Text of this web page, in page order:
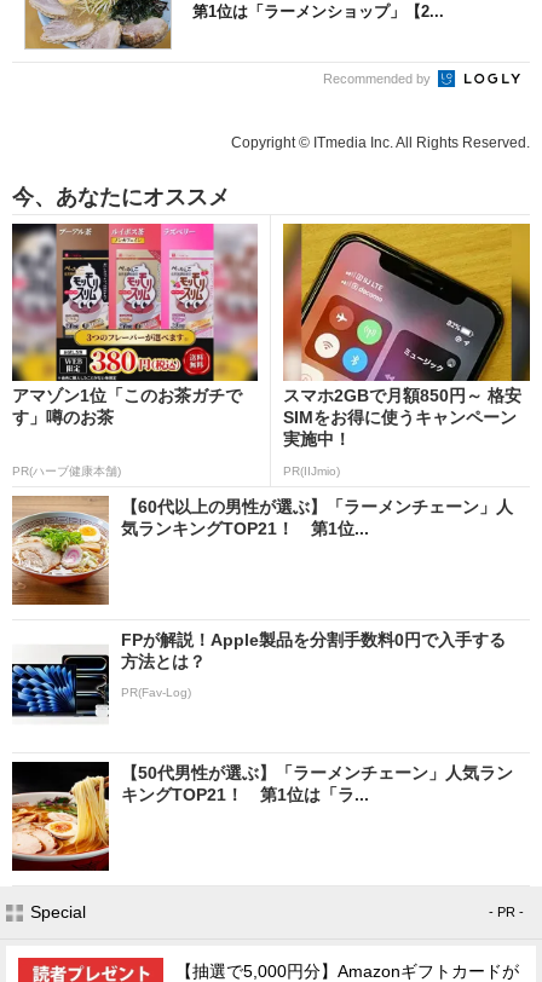
第1位は「ラーメンショップ」【2...
Recommended by
Copyright © ITmedia Inc. All Rights Reserved.
今、あなたにオススメ
アマゾン1位「このお茶ガチで
す」噂のお茶
PR(ハーブ健康本舗)
スマホ2GBで月額850円～ 格安
SIMをお得に使うキャンペーン
実施中！
PR(IIJmio)
【60代以上の男性が選ぶ】「ラーメンチェーン」人
気ランキングTOP21！ 第1位...
FPが解説！Apple製品を分割手数料0円で入手する
方法とは？
PR(Fav-Log)
【50代男性が選ぶ】「ラーメンチェーン」人気ラン
キングTOP21！ 第1位は「ラ...
Special - PR -
【抽選で5,000円分】Amazonギフトカードが